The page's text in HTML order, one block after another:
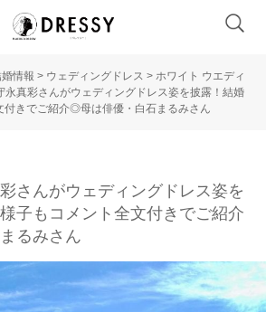
情報 > ウェディングドレス > ホワイト ウエディ
永真彩さんがウェディングドレス姿を披露！結婚
付きでご紹介◎母は俳優・白石まるみさん
さんがウェディングドレス姿を
子もコメント全文付きでご紹介
るみさん